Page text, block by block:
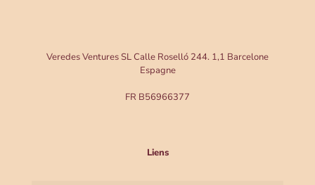
Veredes Ventures SL Calle Roselló 244. 1,1 Barcelone
Espagne
FR B56966377
Liens